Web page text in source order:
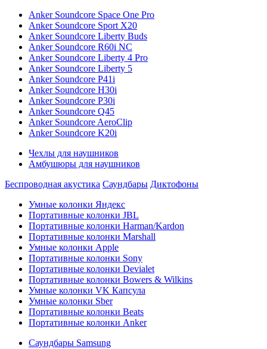
Anker Soundcore Space One Pro
Anker Soundcore Sport X20
Anker Soundcore Liberty Buds
Anker Soundcore R60i NC
Anker Soundcore Liberty 4 Pro
Anker Soundcore Liberty 5
Anker Soundcore P41i
Anker Soundcore H30i
Anker Soundcore P30i
Anker Soundcore Q45
Anker Soundcore AeroClip
Anker Soundcore K20i
Чехлы для наушников
Амбушюры для наушников
Беспроводная акустика Саундбары Диктофоны
Умные колонки Яндекс
Портативные колонки JBL
Портативные колонки Harman/Kardon
Портативные колонки Marshall
Умные колонки Apple
Портативные колонки Sony
Портативные колонки Devialet
Портативные колонки Bowers & Wilkins
Умные колонки VK Капсула
Умные колонки Sber
Портативные колонки Beats
Портативные колонки Anker
Саундбары Samsung